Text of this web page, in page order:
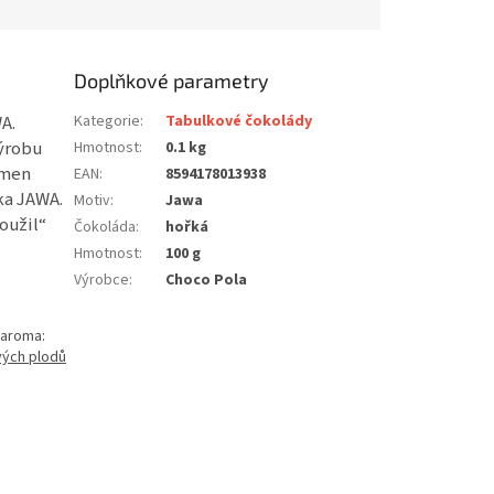
JAWA.
plodů
Doplňkové parametry
Kategorie:
Tabulkové čokolády
Hmotnost:
0.1 kg
EAN:
8594178013938
Motiv:
Jawa
Čokoláda:
hořká
Hmotnost:
100 g
Výrobce: Choco Pola